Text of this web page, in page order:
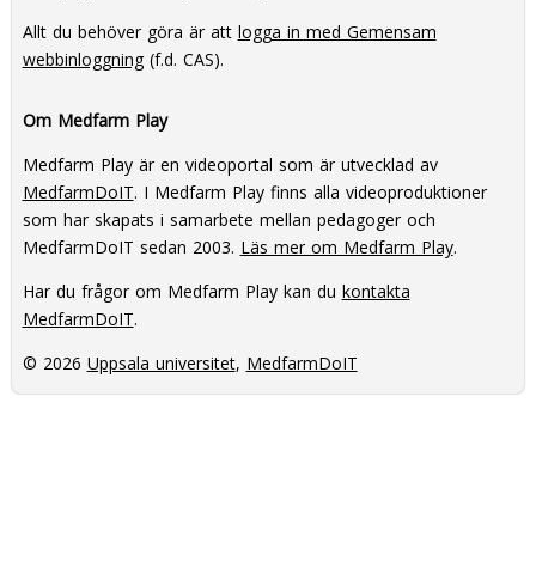
Allt du behöver göra är att logga in med Gemensam
webbinloggning(f.d. CAS).
Om Medfarm Play
Medfarm Play är en videoportal som är utvecklad av
MedfarmDoIT. I Medfarm Play finns alla videoproduktioner
som har skapats i samarbete mellan pedagoger och
MedfarmDoIT sedan 2003. Läs mer om Medfarm Play.
Har du frågor om Medfarm Play kan du kontakta
MedfarmDoIT.
© 2026 Uppsala universitet, MedfarmDoIT